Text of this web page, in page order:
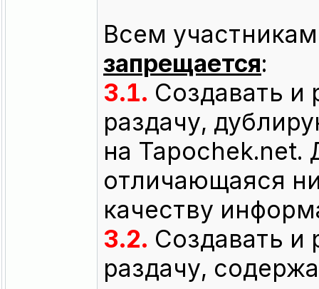
Всем
запрещается:
3.1. Создавать и
раздачу,
на Tapochek.net.
отличающаяся
качеству
3.2. Создавать и
раздачу,